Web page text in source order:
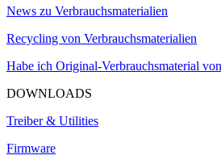
News zu Verbrauchsmaterialien
Recycling von Verbrauchsmaterialien
Habe ich Original-Verbrauchsmaterial
DOWNLOADS
Treiber & Utilities
Firmware